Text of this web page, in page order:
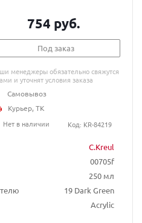
C.Kreul
00705f
250 мл
19 Dark Green
Acrylic
754 руб.
Под заказ
менеджеры обязательно свяжутся
и уточнят условия заказа
Самовывоз
Курьер, ТК
Нет в наличии
Код: KR-84219